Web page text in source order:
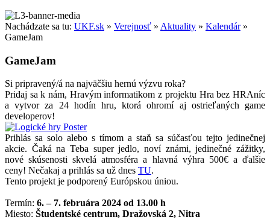
Nachádzate sa tu: UKF.sk » Verejnosť » Aktuality » Kalendár»
GameJam
GameJam
Si pripravený/á na najväčšiu hernú výzvu roka?
Pridaj sa k nám, Hravým informatikom z projektu Hra bez HRAníc
a vytvor za 24 hodín hru, ktorá ohromí aj ostrieľaných game
developerov!
Prihlás sa solo alebo s tímom a staň sa súčasťou tejto jedinečnej
akcie. Čaká na Teba super jedlo, noví známi, jedinečné zážitky,
nové skúsenosti skvelá atmosféra a hlavná výhra 500€ a ďalšie
ceny! Nečakaj a prihlás sa už dnes TU.
Tento projekt je podporený Európskou úniou.
Termín: 6. – 7. februára 2024 od 13.00 h
Miesto: Študentské centrum, Dražovská 2, Nitra